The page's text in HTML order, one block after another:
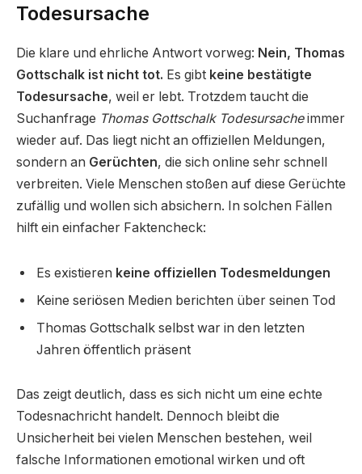
Todesursache
Die klare und ehrliche Antwort vorweg: Nein, Thomas
Gottschalk ist nicht tot. Es gibt keine bestätigte
Todesursache, weil er lebt. Trotzdem taucht die
Suchanfrage Thomas Gottschalk Todesursacheimmer
wieder auf. Das liegt nicht an offiziellen Meldungen,
sondern an Gerüchten, die sich online sehr schnell
verbreiten. Viele Menschen stoßen auf diese Gerüchte
zufällig und wollen sich absichern. In solchen Fällen
hilft ein einfacher Faktencheck:
Es existieren keine offiziellen Todesmeldungen
Keine seriösen Medien berichten über seinen Tod
Thomas Gottschalk selbst war in den letzten
Jahren öffentlich präsent
Das zeigt deutlich, dass es sich nicht um eine echte
Todesnachricht handelt. Dennoch bleibt die
Unsicherheit bei vielen Menschen bestehen, weil
falsche Informationen emotional wirken und oft